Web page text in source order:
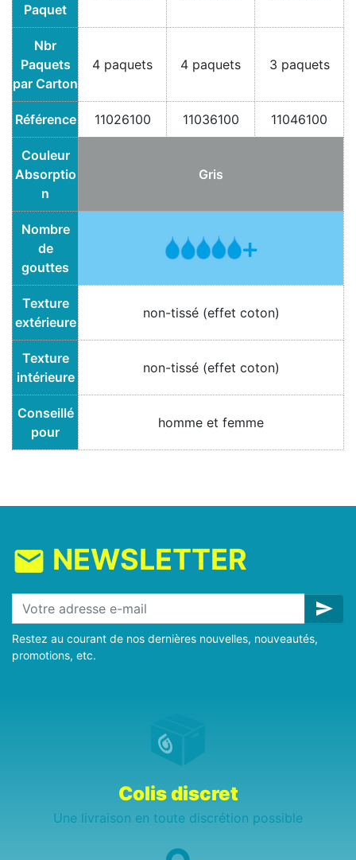
Paquet
Nbr
Paquets
par Carton
4 paquets 4 paquets 3 paquets
Référence 11026100 11036100 11046100
Couleur
Absorptio
n
Gris
Nombre
de
gouttes
Texture
extérieure
non-tissé (effet coton)
Texture
intérieure
non-tissé (effet coton)
Conseillé
pour
homme et femme
mail NEWSLETTER
send
Restez au courant de nos dernières nouvelles, nouveautés,
promotions, etc.
Colis discret
Une livraison en toute discrétion possible